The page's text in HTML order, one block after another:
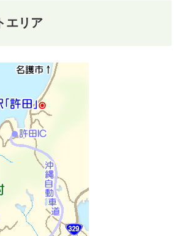
エリア